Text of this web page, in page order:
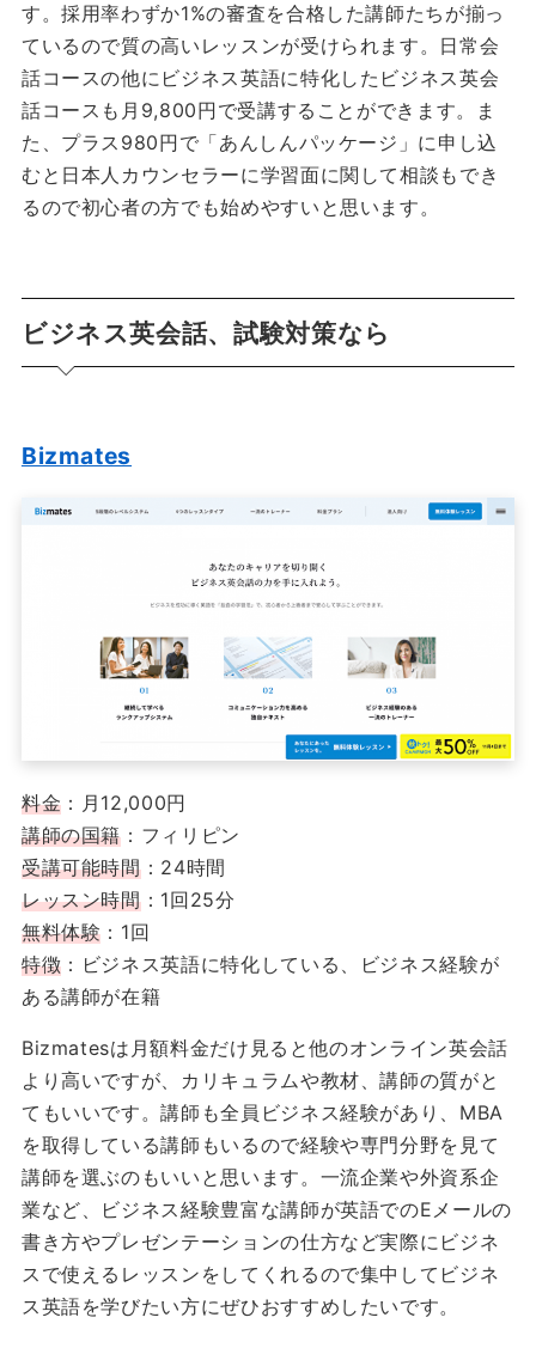
す。採用率わずか1%の審査を合格した講師たちが揃っ
ているので質の高いレッスンが受けられます。日常会
話コースの他にビジネス英語に特化したビジネス英会
話コースも月9,800円で受講することができます。ま
た、プラス980円で「あんしんパッケージ」に申し込
むと日本人カウンセラーに学習面に関して相談もでき
るので初心者の方でも始めやすいと思います。
ビジネス英会話、試験対策なら
Bizmates
料金 ：月12,000円
講師の国籍 ：フィリピン
受講可能時間：24時間
レッスン時間：1回25分
無料体験 ：1回
特徴 ：ビジネス英語に特化している、ビジネス経験が
ある講師が在籍
Bizmatesは月額料金だけ見ると他のオンライン英会話
より高いですが、カリキュラムや教材、講師の質がと
てもいいです。講師も全員ビジネス経験があり、MBA
を取得している講師もいるので経験や専門分野を見て
講師を選ぶのもいいと思います。一流企業や外資系企
業など、ビジネス経験豊富な講師が英語でのEメールの
書き方やプレゼンテーションの仕方など実際にビジネ
スで使えるレッスンをしてくれるので集中してビジネ
ス英語を学びたい方にぜひおすすめしたいです。